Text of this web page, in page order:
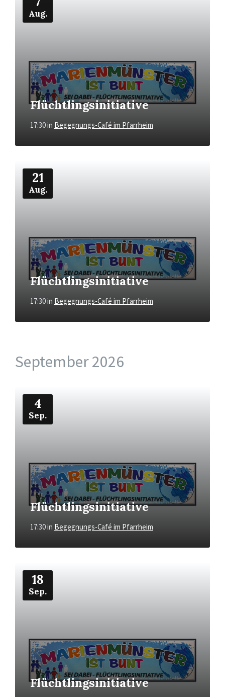
Aug.
Flüchtlingsinitiative
17:30in Begegnungs-Café im Pfarrheim
21
Aug.
Flüchtlingsinitiative
17:30in Begegnungs-Café im Pfarrheim
September 2026
4
Sep.
Flüchtlingsinitiative
17:30in Begegnungs-Café im Pfarrheim
18
Sep.
Flüchtlingsinitiative